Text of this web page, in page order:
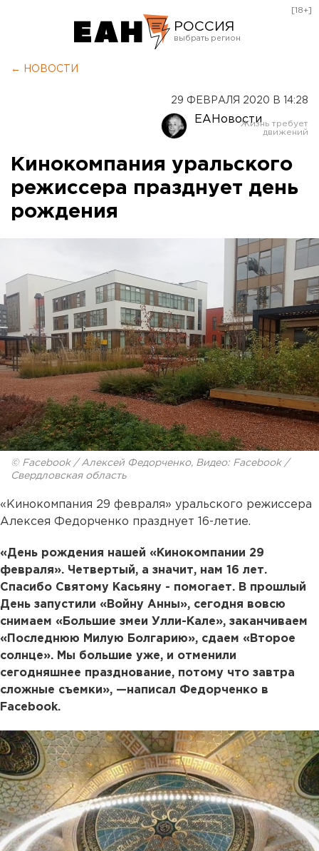
РОССИЯ
Оренбург
[18+]
← НОВОСТИ
29 ФЕВРАЛЯ 2020 В 14:28
ЕАНовости
Кинокомпания уральского
режиссера празднует день
рождения
© Facebook / Алексей Федорченко, Видео: Facebook /
Свердловская область
«Кинокомпания 29 февраля» уральского режиссера
Алексея Федорченко празднует 16-летие.
«День рождения нашей «Кинокомпании 29
февраля». Четвертый, а значит, нам 16 лет.
Спасибо Святому Касьяну - помогает. В прошлый
День запустили «Войну Анны», сегодня вовсю
снимаем «Большие змеи Улли-Кале», заканчиваем
«Последнюю Милую Болгарию», сдаем «Второе
солнце». Мы большие уже, и отменили
сегодняшнее празднование, потому что завтра
сложные съемки», —написал Федорченко в
Facebook.